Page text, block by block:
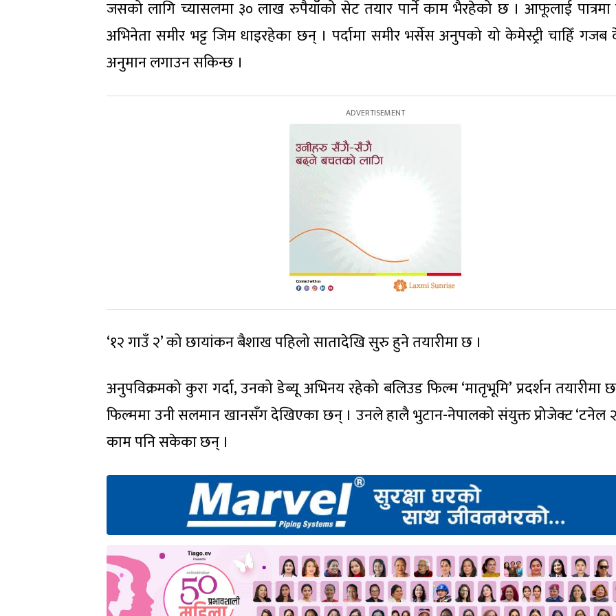
जसको लागि च्यासलमा ३० लाख रुपैयाँको सेट तयार पार्ने काम भैरहेको छ । आफूलाई पात्रमा
अभिनेता समीर भट्ट जिम धाइरहेका छन् । पर्दामा समीर भर्सेस अनुपको यो केमेस्ट्री चाहिँ गजब
अनुमान लगाउन सकिन्छ ।
‘१२ गाउँ २’ को छायांकन बैशाख पहिलो सातादेखि सुरु हुने तयारीमा छ ।
अनुपविक्रमको कुरा गर्दा, उनको डेब्यू अभिनय रहेको बलिउड फिल्म ‘मातृभूमि’ प्रदर्शन तयारीमा
फिल्ममा उनी सलमान खानसँग देखिएका छन् । उनले हालै भुटान-नेपालको संयुक्त प्रोजेक्ट ‘टनेल
काम पनि सकेका छन् ।